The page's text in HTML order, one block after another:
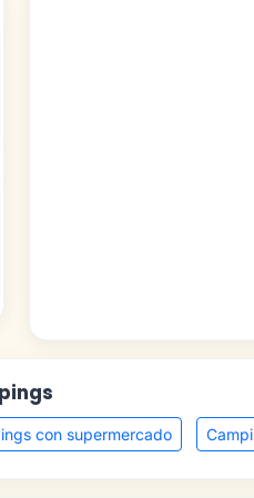
con supermercado